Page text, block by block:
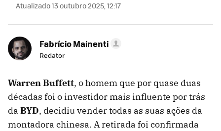
Atualizado 13 outubro 2025, 12:17
Fabrício Mainenti
Redator
Warren Buffett, o homem que por quase duas
décadas foi o investidor mais influente por trás
da BYD, decidiu vender todas as suas ações da
montadora chinesa. A retirada foi confirmada